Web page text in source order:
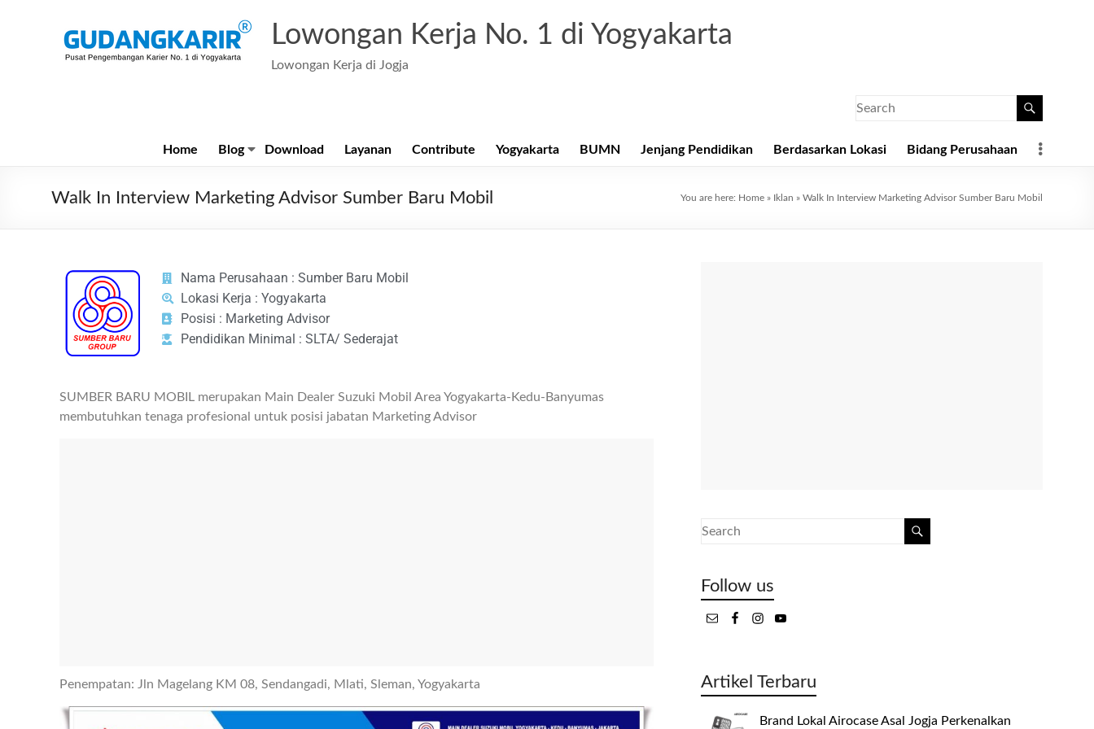
Lowongan Kerja No. 1 di Yogyakarta
Lowongan Kerja di Jogja
Home Blog Download Layanan Contribute Yogyakarta BUMN Jenjang Pendidikan Berdasarkan Lokasi Bidang Perusahaan
Walk In Interview Marketing Advisor Sumber Baru Mobil You are here: Home » Iklan » Walk In Interview Marketing Advisor Sumber Baru Mobil
Nama Perusahaan : Sumber Baru Mobil
Lokasi Kerja : Yogyakarta
Posisi : Marketing Advisor
Pendidikan Minimal : SLTA/ Sederajat
SUMBER BARU MOBIL merupakan Main Dealer Suzuki Mobil Area Yogyakarta-Kedu-Banyumas
membutuhkan tenaga profesional untuk posisi jabatan Marketing Advisor
Penempatan: Jln Magelang KM 08, Sendangadi, Mlati, Sleman, Yogyakarta
Follow us
Artikel Terbaru
Brand Lokal Airocase Asal Jogja Perkenalkan